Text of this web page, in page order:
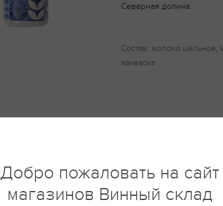
Северная долина
Состав: молоко цельное,
закваска
Добро пожаловать на сайт
магазинов Винный склад